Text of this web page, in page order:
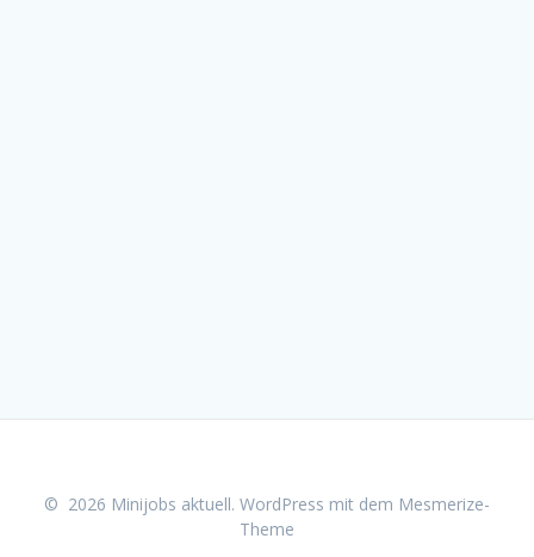
© 2026 Minijobs aktuell. WordPress mit dem Mesmerize-
Theme